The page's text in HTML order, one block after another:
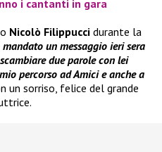
i cantanti in gara
Nicolò Filippucci durante la
mandato un messaggio ieri sera
due parole con lei
percorso ad Amici e anche a
un sorriso, felice del grande